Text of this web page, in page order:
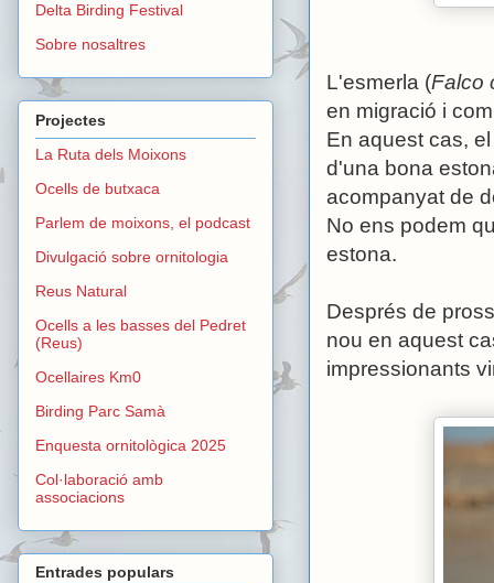
L'esmerla (Falco
en migració i
En aquest cas,
d'una bona
acompanyat de
No ens podem
estona.
Després de
nou en aquest
impressionants
Delta Birding Festival
Sobre nosaltres
Projectes
La Ruta dels Moixons
Ocells de butxaca
Parlem de moixons, el podcast
Divulgació sobre ornitologia
Reus Natural
Ocells a les basses del Pedret
(Reus)
Ocellaires Km0
Birding Parc Samà
Enquesta ornitològica 2025
Col·laboració amb
associacions
Entrades populars